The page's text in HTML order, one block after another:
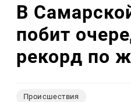
В
побит
рекорд по
Происшествия